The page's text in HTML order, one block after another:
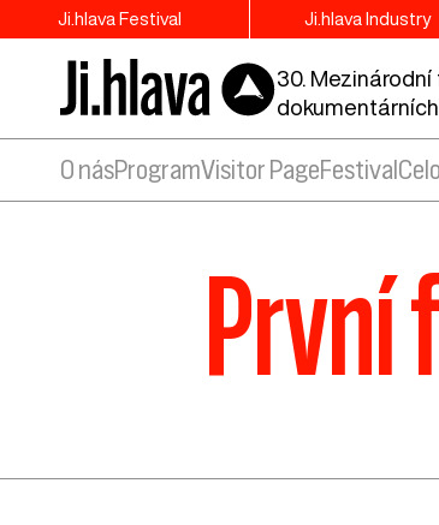
Ji.hlava Festival Ji.hlava Industry
30.
O násProgramVisitor PageFestival